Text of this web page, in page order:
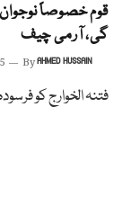
قوم خصوصاً
گی، آرمی چیف
ByAHMED HUSSAIN
فتنہ الخوارج کو